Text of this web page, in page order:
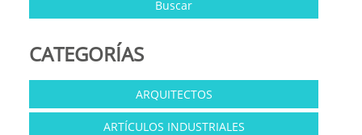
CATEGORÍAS
ARQUITECTOS
ARTÍCULOS INDUSTRIALES